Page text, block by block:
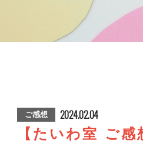
ご感想 2024.02.04
【たいわ室 ご感